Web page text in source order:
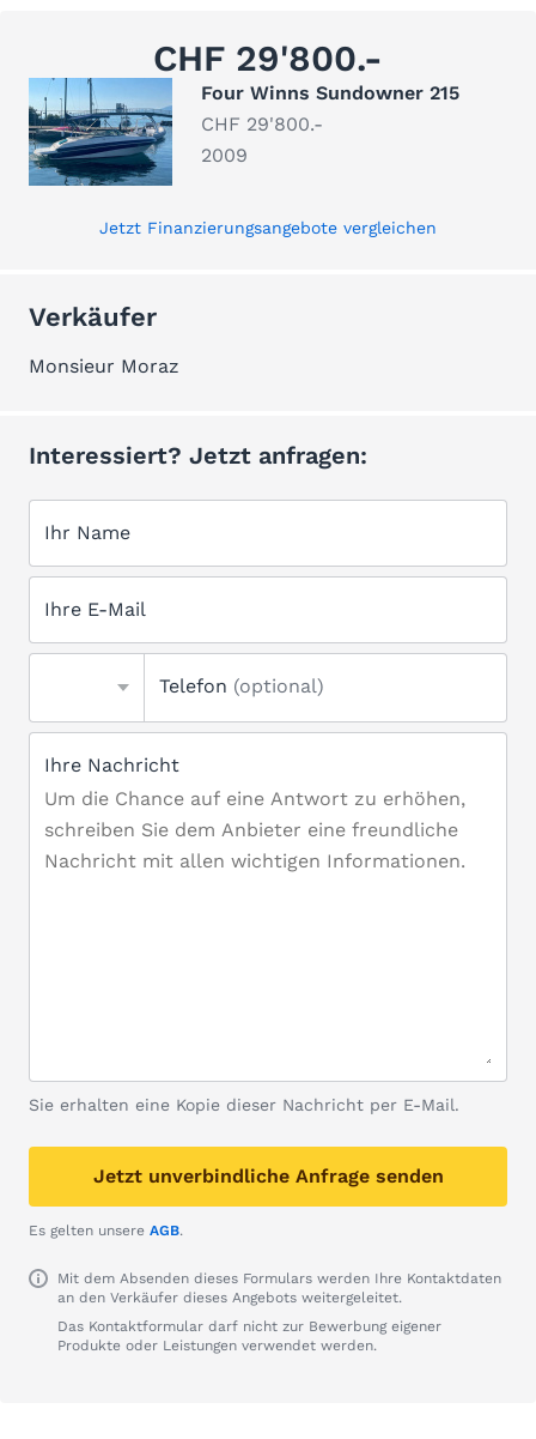
CHF 29'800.-
Four Winns Sundowner 215
CHF 29'800.-
2009
Jetzt Finanzierungsangebote vergleichen
Verkäufer
Monsieur Moraz
Interessiert? Jetzt anfragen:
Ihr Name
Ihre E-Mail
Telefon (optional)
Ihre Nachricht
Sie erhalten eine Kopie dieser Nachricht per E-Mail.
Jetzt unverbindliche Anfrage senden
Es gelten unsere AGB.
Mit dem Absenden dieses Formulars werden Ihre Kontaktdaten
an den Verkäufer dieses Angebots weitergeleitet.
Das Kontaktformular darf nicht zur Bewerbung eigener
Produkte oder Leistungen verwendet werden.